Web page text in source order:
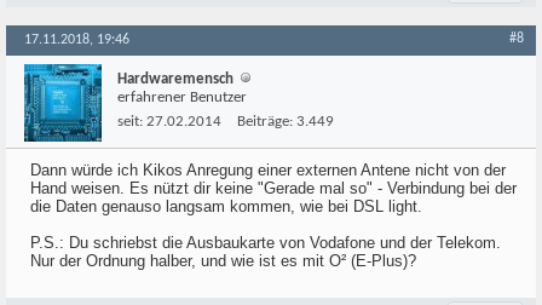
17.11.2018, 19:46 #8
Hardwaremensch
erfahrener Benutzer
seit: 27.02.2014 Beiträge: 3.449
Dann würde ich Kikos Anregung einer externen Antene nicht von der
Hand weisen. Es nützt dir keine "Gerade mal so" - Verbindung bei der
die Daten genauso langsam kommen, wie bei DSL light.
P.S.: Du schriebst die Ausbaukarte von Vodafone und der Telekom.
Nur der Ordnung halber, und wie ist es mit O² (E-Plus)?